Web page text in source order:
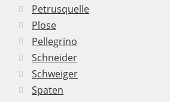
Petrusquelle
Plose
Pellegrino
Schneider
Schweiger
Spaten